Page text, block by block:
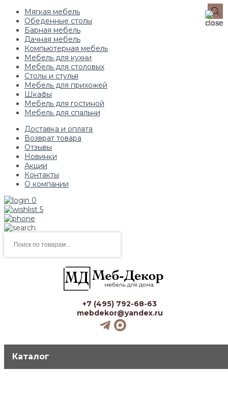
Мягкая мебель
Обеденные столы
Барная мебель
Дачная мебель
Компьютерная мебель
Мебель для кухни
Мебель для столовых
Столы и стулья
Мебель для прихожей
Шкафы
Мебель для гостиной
Мебель для спальни
Доставка и оплата
Возврат товара
Отзывы
Новинки
Акции
Контакты
О компании
0
5
товаров
+7 (495) 792-68-63
mebdekor@yandex.ru
Каталог